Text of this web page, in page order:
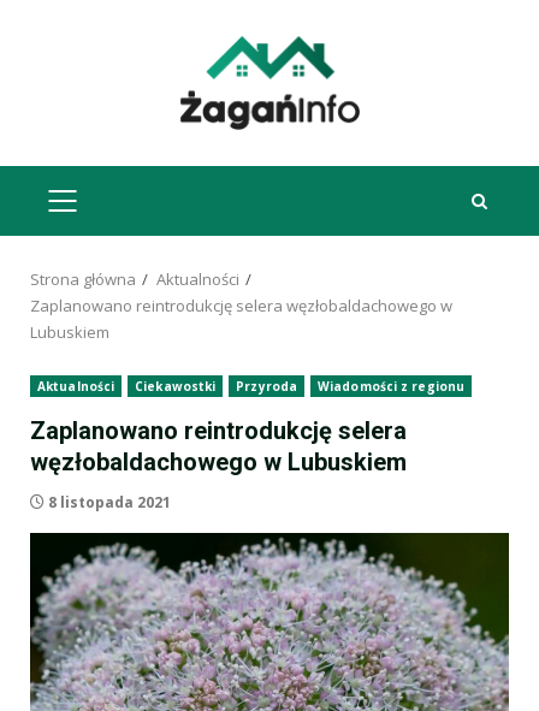
MENU
GŁÓWNE
Strona główna
Aktualności
Zaplanowano reintrodukcję selera węzłobaldachowego w
Lubuskiem
Aktualności Ciekawostki Przyroda Wiadomości z regionu
Zaplanowano reintrodukcję selera
węzłobaldachowego w Lubuskiem
8 listopada 2021